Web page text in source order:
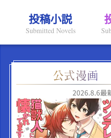
投稿小説
Submitted Novels
2026.8.6最